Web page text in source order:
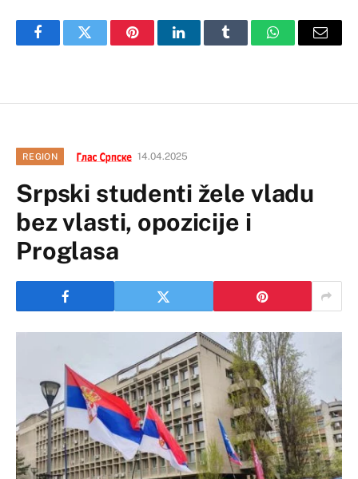
FacebookTwitter PinterestLinkedInTumblr WhatsAppEmail
REGION 14.04.2025
Srpski studenti žele vladu
bez vlasti, opozicije i
Proglasa